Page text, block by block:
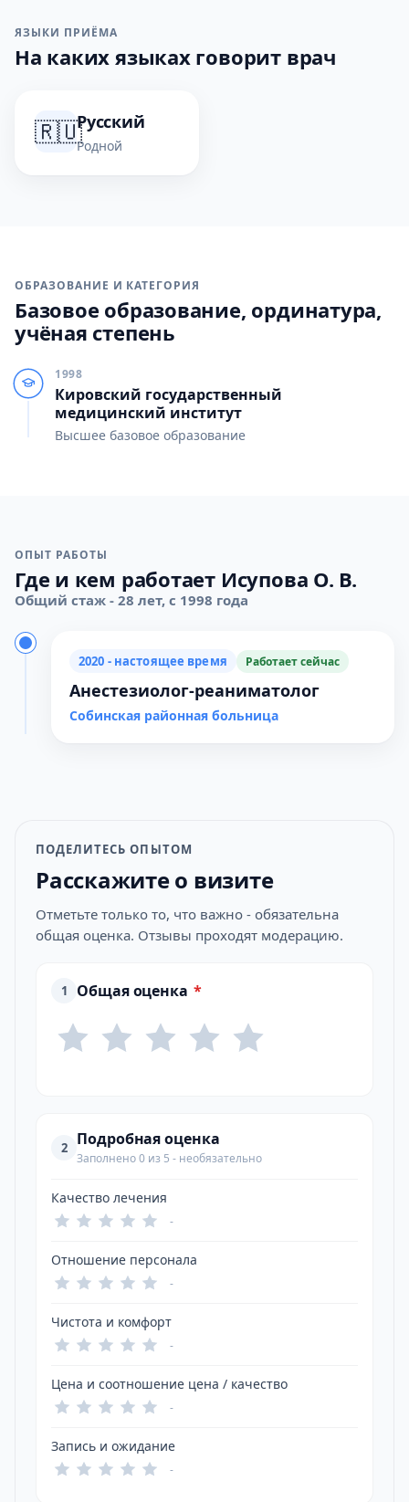
ЯЗЫКИ ПРИЁМА
На каких языках говорит врач
🇷🇺Русский
Родной
ОБРАЗОВАНИЕ И КАТЕГОРИЯ
Базовое образование, ординатура,
учёная степень
1998
Кировский государственный
медицинский институт
Высшее базовое образование
ОПЫТ РАБОТЫ
Где и кем работает Исупова О. В.
Общий стаж - 28 лет, с 1998 года
2020 - настоящее время Работает сейчас
Анестезиолог-реаниматолог
Собинская районная больница
ПОДЕЛИТЕСЬ ОПЫТОМ
Расскажите о визите
Отметьте только то, что важно - обязательна
общая оценка. Отзывы проходят модерацию.
1 Общая оценка *
2 Подробная оценка
Заполнено 0 из 5 - необязательно
Качество лечения
-
Отношение персонала
-
Чистота и комфорт
-
Цена и соотношение цена / качество
-
Запись и ожидание
-